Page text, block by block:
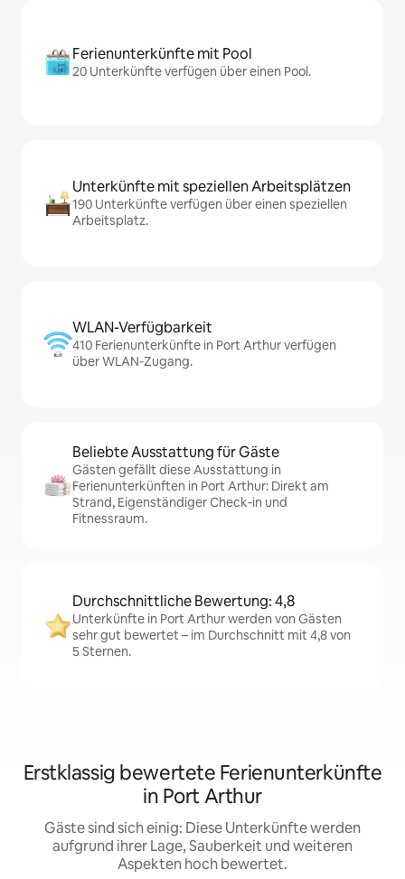
Ferienunterkünfte mit Pool
20 Unterkünfte verfügen über einen Pool.
Unterkünfte mit speziellen Arbeitsplätzen
190 Unterkünfte verfügen über einen speziellen
Arbeitsplatz.
WLAN-Verfügbarkeit
410 Ferienunterkünfte in Port Arthur verfügen
über WLAN-Zugang.
Beliebte Ausstattung für Gäste
Gästen gefällt diese Ausstattung in
Ferienunterkünften in Port Arthur: Direkt am
Strand, Eigenständiger Check-in und
Fitnessraum.
Durchschnittliche Bewertung: 4,8
Unterkünfte in Port Arthur werden von Gästen
sehr gut bewertet – im Durchschnitt mit 4,8 von
5 Sternen.
Erstklassig bewertete Ferienunterkünfte
in Port Arthur
Gäste sind sich einig: Diese Unterkünfte werden
aufgrund ihrer Lage, Sauberkeit und weiteren
Aspekten hoch bewertet.